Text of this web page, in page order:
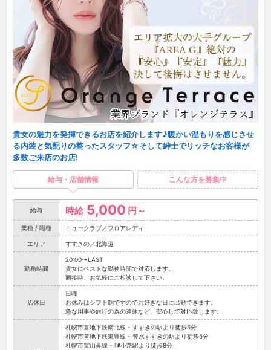
貴女の魅力を発揮できるお店を紹介します♪暖かい温もりを感じさせ
る内装と気配りの整ったスタッフ☆そして紳士でリッチなお客様が
多数ご来店のお店!
給与・店舗情報 こんな方を募集中
給与 時給 5,000 円～
業種 / 職種 ニュークラブ／フロアレディ
エリア すすきの／北海道
勤務時間
20:00〜LAST
貴女にベストな勤務時間で対応します。
面接時、お気軽にご相談して下さい。
店休日
日曜
お休みはシフト制ですのでお好きな日に出勤できます。
急な用事や旅行の為の連休など、安心して対応致します。
札幌市営地下鉄南北線 - すすきの駅より徒歩5分
札幌市営地下鉄東豊線 - 豊水すすきの駅より徒歩5分
札幌市電山鼻線 - 狸小路駅より徒歩8分